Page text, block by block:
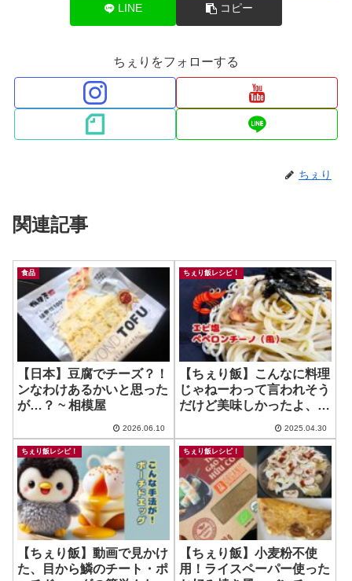
LINE コピー
ちぇりをフォローする
ちぇり
関連記事
食品
【日本】豆腐でチーズ？！
ンなわけあるかいと思った
が…？ ~ 相模屋
2026.06.10
ちぇり飯レシピ！
【ちぇり飯】こんなに料理
じゃねーわって言われそう
だけど美味しかったよ、エ
2025.04.30
ちぇり飯レシピ！
【ちぇり飯】動画で見かけ
た、目から鱗のチート・ポ
ちぇり飯レシピ！
【ちぇり飯】小麦粉不使
用！ライスペーパー使った